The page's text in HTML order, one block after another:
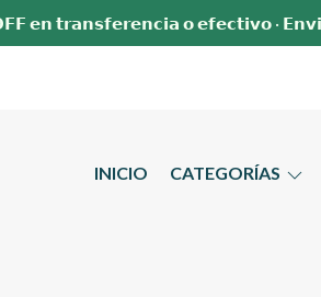
𝗲𝗻 𝘁𝗿𝗮𝗻𝘀𝗳𝗲𝗿𝗲𝗻𝗰𝗶𝗮 𝗼 𝗲𝗳𝗲𝗰𝘁𝗶𝘃𝗼 ·
INICIO CATEGORÍAS